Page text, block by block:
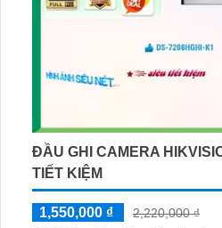
ĐẦU GHI CAMERA
TIẾT KIỆM
1,550,000 ₫
2,220,000 ₫